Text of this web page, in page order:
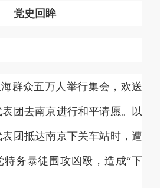
党史回眸
众五万人举行集会，欢送
团去南京进行和平请愿。以
团抵达南京下关车站时，遭
特务暴徒围攻凶殴，造成“下